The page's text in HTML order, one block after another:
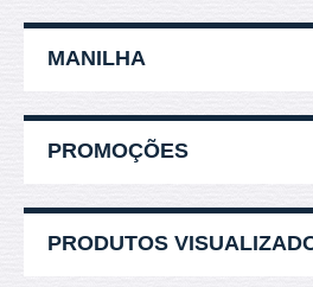
MANILHA
PROMOÇÕES
PRODUTOS